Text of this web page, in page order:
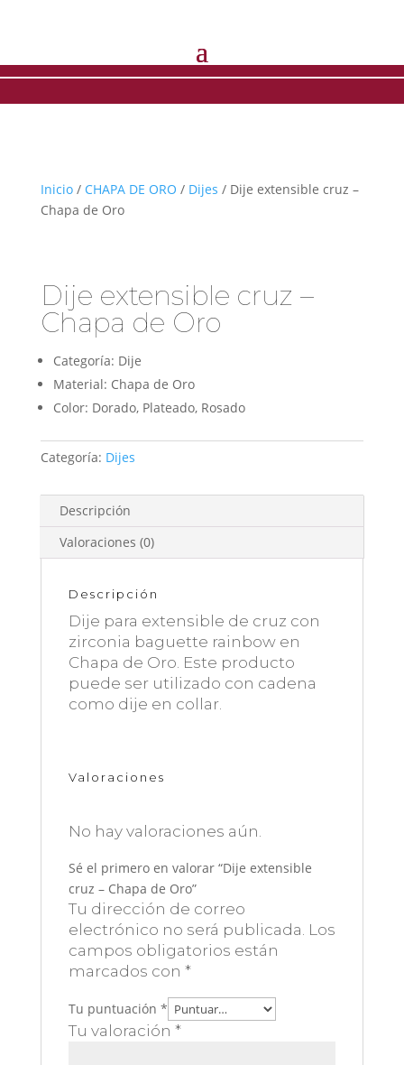
Inicio/ CHAPA DE ORO / Dijes / Dije extensible cruz –
Chapa de Oro
Dije extensible cruz –
Chapa de Oro
Categoría: Dije
Material: Chapa de Oro
Color: Dorado, Plateado, Rosado
Categoría: Dijes
Descripción
Valoraciones (0)
Descripción
Dije para extensible de cruz con
zirconia baguette rainbow en
Chapa de Oro. Este producto
puede ser utilizado con cadena
como dije en collar.
Valoraciones
No hay valoraciones aún.
Sé el primero en valorar “Dije extensible
cruz – Chapa de Oro”
Tu dirección de correo
electrónico no será publicada. Los
campos obligatorios están
marcados con *
Tu puntuación *
Tu valoración *